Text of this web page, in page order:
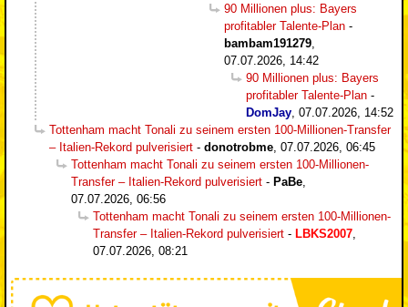
90 Millionen plus: Bayers
profitabler Talente-Plan -
bambam191279
07.07.2026, 14:42
90 Millionen plus: Bayers
profitabler Talente-Plan -
DomJay 07.07.2026, 14:52
Tottenham macht Tonali zu seinem ersten 100-Millionen-Transfer
– Italien-Rekord pulverisiert - donotrobme 07.07.2026, 06:45
Tottenham macht Tonali zu seinem ersten 100-Millionen-
Transfer – Italien-Rekord pulverisiert - PaBe
07.07.2026, 06:56
Tottenham macht Tonali zu seinem ersten 100-Millionen-
Transfer – Italien-Rekord pulverisiert - LBKS2007
07.07.2026, 08:21